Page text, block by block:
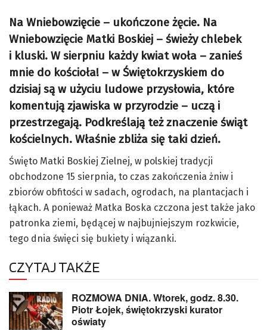
Na Wniebowzięcie – ukończone żęcie. Na
Wniebowzięcie Matki Boskiej – świeży chlebek
i kluski. W sierpniu każdy kwiat woła – zanieś
mnie do kościoła! – w Świętokrzyskiem do
dzisiaj są w użyciu ludowe przysłowia, które
komentują zjawiska w przyrodzie – uczą i
przestrzegają. Podkreślają też znaczenie świąt
kościelnych. Właśnie zbliża się taki dzień.
Święto Matki Boskiej Zielnej, w polskiej tradycji
obchodzone 15 sierpnia, to czas zakończenia żniw i
zbiorów obfitości w sadach, ogrodach, na plantacjach i
łąkach. A ponieważ Matka Boska czczona jest także jako
patronka ziemi, będącej w najbujniejszym rozkwicie,
tego dnia święci się bukiety i wiązanki.
CZYTAJ TAKŻE
ROZMOWA DNIA. Wtorek, godz. 8.30.
Piotr Łojek, świętokrzyski kurator
oświaty